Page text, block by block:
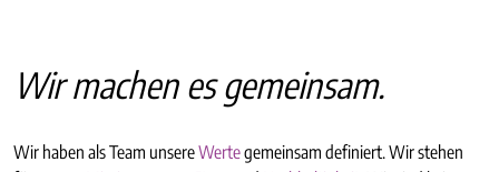
Wir machen es gemeinsam.
Wir haben als Team unsereWertegemeinsam definiert. Wir stehen